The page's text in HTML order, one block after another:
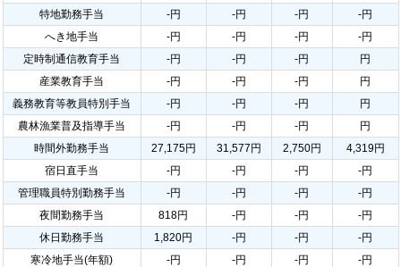
特地勤務手当
-円 -円 -円
-円
へき地手当
-円 -円 -円
-円
定時制通信教育手当
-円 -円 -円
円
産業教育手当
-円 -円 -円
円
義務教育等教員特別手当
-円 -円 -円
円
農林漁業普及指導手当
-円 -円 -円
円
時間外勤務手当
27,175円 31,577円 2,750円
4,319円
宿日直手当
-円 -円 -円
-円
管理職員特別勤務手当
-円 -円 -円
-円
夜間勤務手当
818円 -円 -円
-円
休日勤務手当
1,820円 -円 -円
-円
寒冷地手当(年額)
-円 -円 -円 -円